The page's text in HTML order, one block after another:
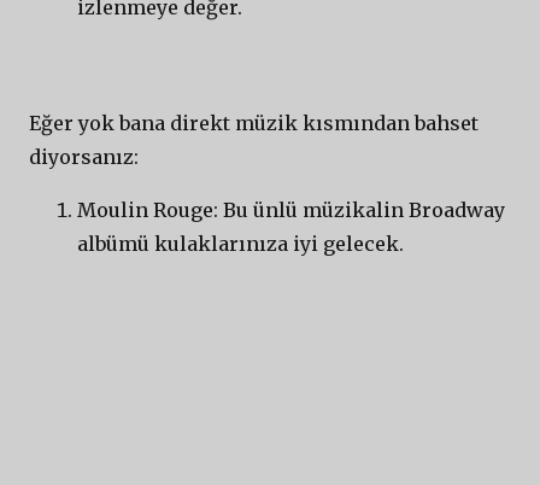
izlenmeye değer.
Eğer yok bana direkt müzik kısmından bahset
diyorsanız:
Moulin Rouge: Bu ünlü müzikalin Broadway
albümü kulaklarınıza iyi gelecek.